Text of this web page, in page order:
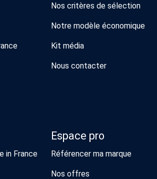
Nos critères de sélection
Notre modèle économique
Kit média
Nous contacter
in France
Espace pro
Référencer ma marque
Nos offres